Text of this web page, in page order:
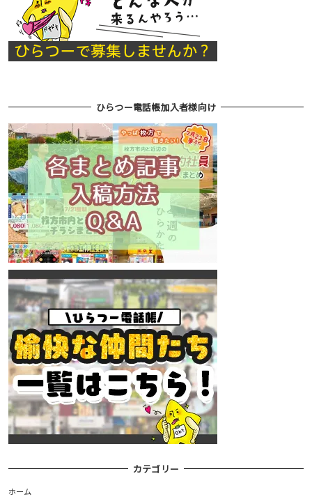
ひらつー電話帳加入者様向け
カテゴリー
ホーム